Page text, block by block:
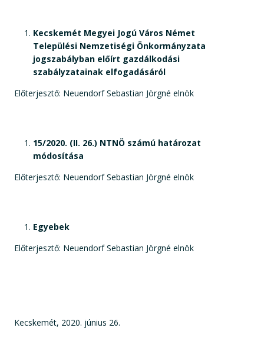
Kecskemét Megyei Jogú Város Német
Települési Nemzetiségi Önkormányzata
jogszabályban előírt gazdálkodási
szabályzatainak elfogadásáról
Előterjesztő: Neuendorf Sebastian Jörgné elnök
15/2020. (II. 26.) NTNÖ számú határozat
módosítása
Előterjesztő: Neuendorf Sebastian Jörgné elnök
Egyebek
Előterjesztő: Neuendorf Sebastian Jörgné elnök
Kecskemét, 2020. június 26.